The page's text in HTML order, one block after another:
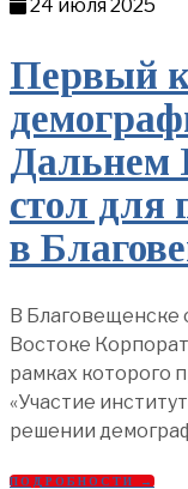
24 июля 2025
Первый
Дальнем
стол для
в
В Благовещенске
Востоке
рамках которого
«Участие
решении
ПОДРОБНОСТИ →